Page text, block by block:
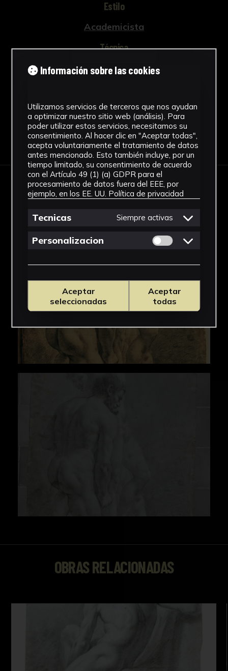
Estilo
Academicista
Técnica
Técnica mixta
Descargar Ficha
IMÁGENES
OBRAS RELACIONADAS
Información sobre las cookies
Utilizamos servicios de terceros que nos ayudan
a optimizar nuestro sitio web (análisis). Para
poder utilizar estos servicios, necesitamos su
consentimiento. Al hacer clic en "Aceptar todas",
acepta voluntariamente el tratamiento de datos
antes mencionado. Esto también incluye, por un
tiempo limitado, su consentimiento de acuerdo
con el Artículo 49 (1) (a) GDPR para el
procesamiento de datos fuera del EEE, por
ejemplo, en los EE. UU. Política de privacidad
Tecnicas Siempre activas
Personalizacion Permitir cookies
Aceptar
seleccionadas
Aceptar
todas